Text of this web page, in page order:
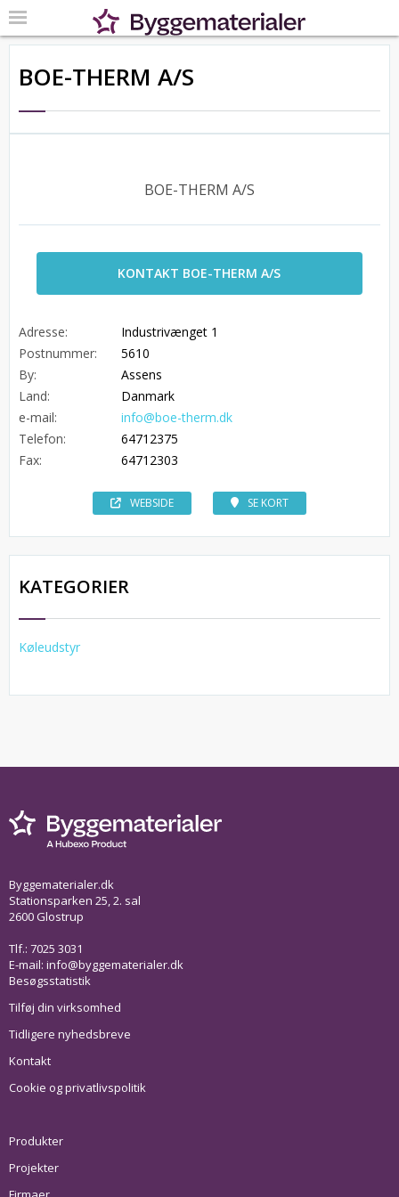
BOE-THERM A/S
BOE-THERM A/S
KONTAKT BOE-THERM A/S
Adresse:
Industrivænget 1
Postnummer:
5610
By:
Assens
Land:
Danmark
e-mail:
info@boe-therm.dk
Telefon:
64712375
Fax:
64712303
WEBSIDE SE KORT
KATEGORIER
Køleudstyr
Byggematerialer.dk
Stationsparken 25, 2. sal
2600 Glostrup
Tlf.: 7025 3031
E-mail: info@byggematerialer.dk
Besøgsstatistik
Tilføj din virksomhed
Tidligere nyhedsbreve
Kontakt
Cookie og privatlivspolitik
Produkter
Projekter